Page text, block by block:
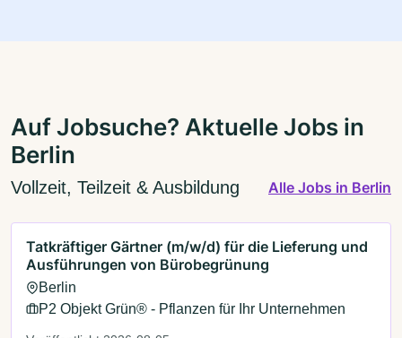
Auf Jobsuche? Aktuelle Jobs in
Berlin
Vollzeit, Teilzeit & Ausbildung Alle Jobs in Berlin
Tatkräftiger Gärtner (m/w/d) für die Lieferung und
Ausführungen von Bürobegrünung
Berlin
P2 Objekt Grün® - Pflanzen für Ihr Unternehmen